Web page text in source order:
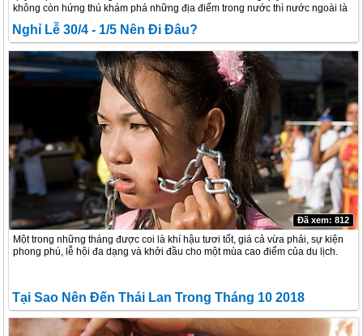
không còn hứng thú khám phá những địa điểm trong nước thì nước ngoài là
một sự lựa chọn phù hợp.
Nghỉ Lễ 30/4 - 1/5 Nên Đi Đâu?
Một trong những tháng được coi là khí hậu tươi tốt, giá cả vừa phải, sự kiện
phong phú, lễ hội đa dạng và khởi đầu cho một mùa cao điểm của du lịch.
Đã xem: 812
Tại Sao Nên Đến Thái Lan Trong Tháng 10 2018